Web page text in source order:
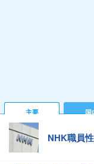
主要 国
NHK職員